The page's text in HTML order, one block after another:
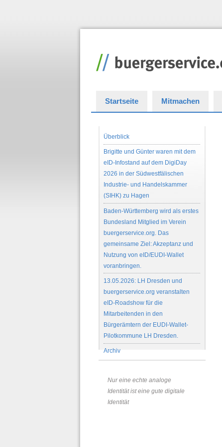
Startseite Mitmachen
Überblick
Brigitte und Günter waren mit dem
eID-Infostand auf dem DigiDay
2026 in der Südwestfälischen
Industrie- und Handelskammer
(SIHK) zu Hagen
Baden-Württemberg wird als erstes
Bundesland Mitglied im Verein
buergerservice.org. Das
gemeinsame Ziel: Akzeptanz und
Nutzung von eID/EUDI-Wallet
voranbringen.
13.05.2026: LH Dresden und
buergerservice.org veranstalten
eID-Roadshow für die
Mitarbeitenden in den
Bürgerämtern der EUDI-Wallet-
Pilotkommune LH Dresden.
Archiv
Nur eine echte analoge
Identität ist eine gute digitale
Identität